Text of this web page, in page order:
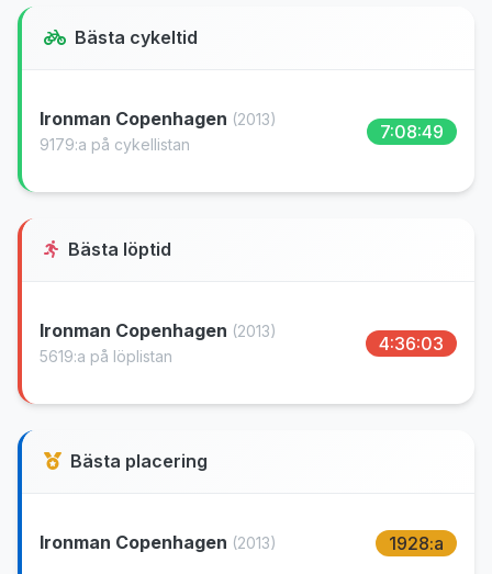
Bästa cykeltid
Ironman Copenhagen (2013)
9179:a på cykellistan
7:08:49
Bästa löptid
Ironman Copenhagen (2013)
5619:a på löplistan
4:36:03
Bästa placering
Ironman Copenhagen (2013) 1928:a